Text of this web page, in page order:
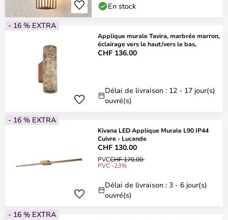
En stock
- 16 % EXTRA
Applique murale Tavira, marbrée marron,
éclairage vers le haut/vers le bas,
CHF 136.00
Délai de livraison : 12 - 17 jour(s)
ouvré(s)
- 16 % EXTRA
Kivana LED Applique Murale L90 IP44
Cuivre - Lucande
CHF 130.00
PVCCHF 170.00
PVC -23%
Délai de livraison : 3 - 6 jour(s)
ouvré(s)
- 16 % EXTRA